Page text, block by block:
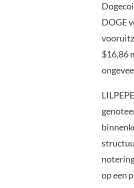
DOGE
$16,86
op een